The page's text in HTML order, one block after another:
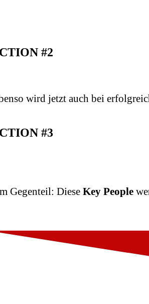
#2
wird jetzt auch bei
#3
Gegenteil: Diese Key People